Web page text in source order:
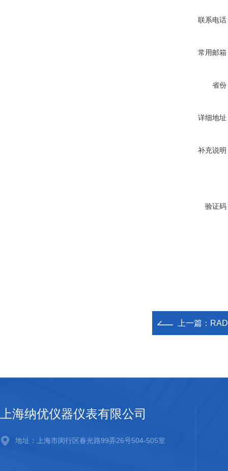
联系电话
常用邮箱
省份
详细地址
补充说明
验证码
上一篇：
上海纳优仪器仪表有限公司
地址：上海市闵行区春光路99弄26号504-505室